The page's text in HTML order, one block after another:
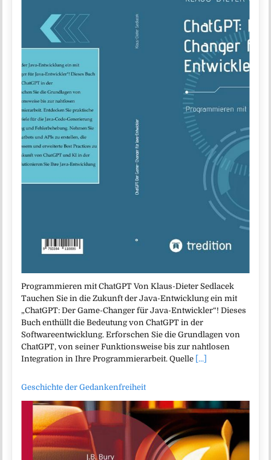
Programmieren mit ChatGPT Von Klaus-Dieter Sedlacek
Tauchen Sie in die Zukunft der Java-Entwicklung ein mit
„ChatGPT: Der Game-Changer für Java-Entwickler“! Dieses
Buch enthüllt die Bedeutung von ChatGPT in der
Softwareentwicklung. Erforschen Sie die Grundlagen von
ChatGPT, von seiner Funktionsweise bis zur nahtlosen
Integration in Ihre Programmierarbeit. Quelle [...]
Geschichte der Gedankenfreiheit